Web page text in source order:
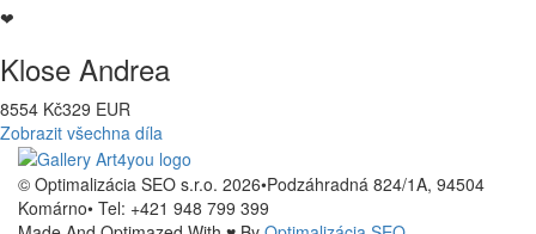
❤
Klose Andrea
8554 Kč329 EUR
Zobrazit všechna díla
© Optimalizácia SEO s.r.o. 2026•Podzáhradná 824/1A, 94504
Komárno• Tel: +421 948 799 399